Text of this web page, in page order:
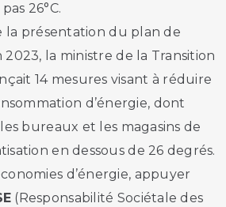
26°C.
la présentation du plan de
la ministre de la Transition
14 mesures visant à réduire
d’énergie, dont
bureaux et les magasins de
en dessous de 26 degrés.
d’énergie, appuyer
(Responsabilité Sociétale des